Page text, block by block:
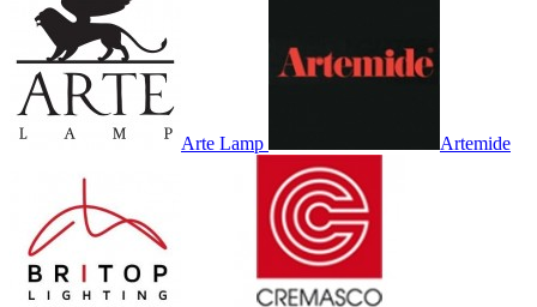
Arte Lamp Artemide